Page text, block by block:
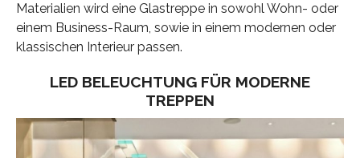
Materialien wird eine Glastreppe in sowohl Wohn- oder
einem Business-Raum, sowie in einem modernen oder
klassischen Interieur passen.
LED BELEUCHTUNG FÜR MODERNE
TREPPEN